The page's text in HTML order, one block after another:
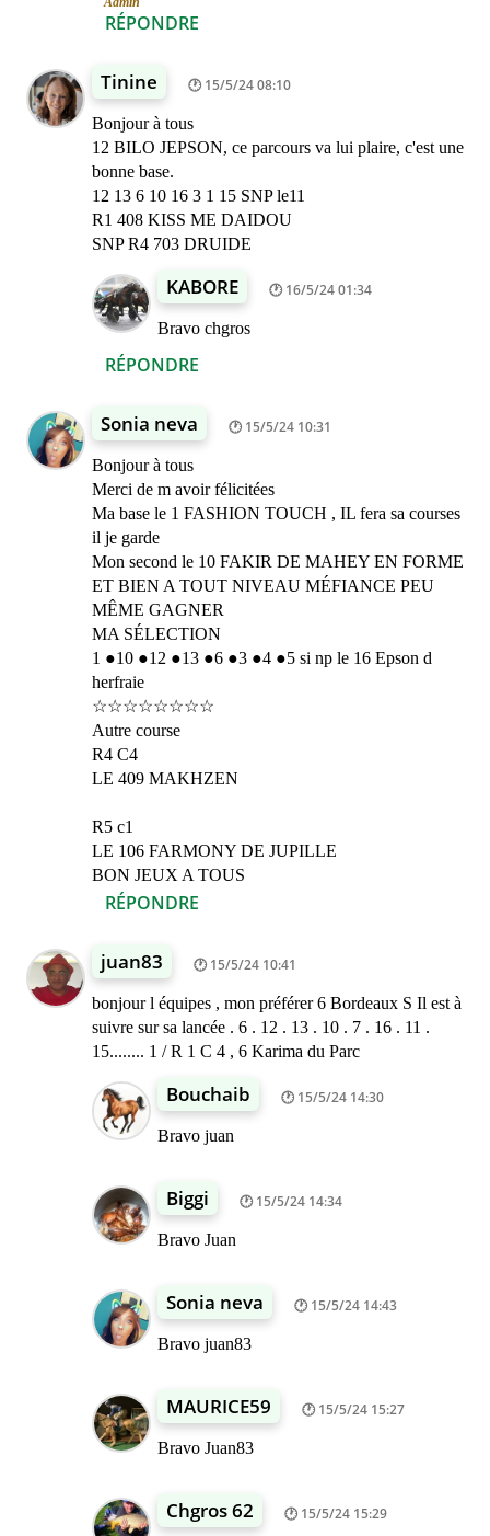
RÉPONDRE
Tinine 15/5/24 08:10
Bonjour à tous
12 BILO JEPSON, ce parcours va lui plaire, c'est une
bonne base.
12 13 6 10 16 3 1 15 SNP le11
R1 408 KISS ME DAIDOU
SNP R4 703 DRUIDE
RÉPONDRE
KABORE 16/5/24 01:34
Bravo chgros
Sonia neva 15/5/24 10:31
Bonjour à tous
Merci de m avoir félicitées
Ma base le 1 FASHION TOUCH , IL fera sa courses
il je garde
Mon second le 10 FAKIR DE MAHEY EN FORME
ET BIEN A TOUT NIVEAU MÉFIANCE PEU
MÊME GAGNER
MA SÉLECTION
1 ●10 ●12 ●13 ●6 ●3 ●4 ●5 si np le 16 Epson d
herfraie
☆☆☆☆☆☆☆☆
Autre course
R4 C4
LE 409 MAKHZEN
R5 c1
LE 106 FARMONY DE JUPILLE
BON JEUX A TOUS
RÉPONDRE
juan83 15/5/24 10:41
bonjour l équipes , mon préférer 6 Bordeaux S Il est à
suivre sur sa lancée . 6 . 12 . 13 . 10 . 7 . 16 . 11 .
15........ 1 / R 1 C 4 , 6 Karima du Parc
Bouchaib 15/5/24 14:30
Bravo juan
Biggi 15/5/24 14:34
Bravo Juan
Sonia neva 15/5/24 14:43
Bravo juan83
MAURICE59 15/5/24 15:27
Bravo Juan83
Chgros 62 15/5/24 15:29